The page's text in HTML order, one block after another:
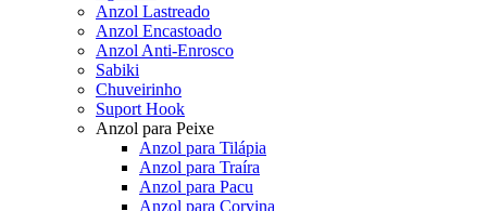
Anzol Lastreado
Anzol Encastoado
Anzol Anti-Enrosco
Sabiki
Chuveirinho
Suport Hook
Anzol para Peixe
Anzol para Tilápia
Anzol para Traíra
Anzol para Pacu
Anzol para Corvina